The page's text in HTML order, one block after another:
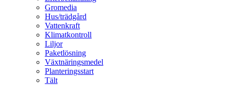
Gromedia
Hus/trädgård
Vattenkraft
Klimatkontroll
Liljor
Paketlösning
Växtnäringsmedel
Planteringsstart
Tält